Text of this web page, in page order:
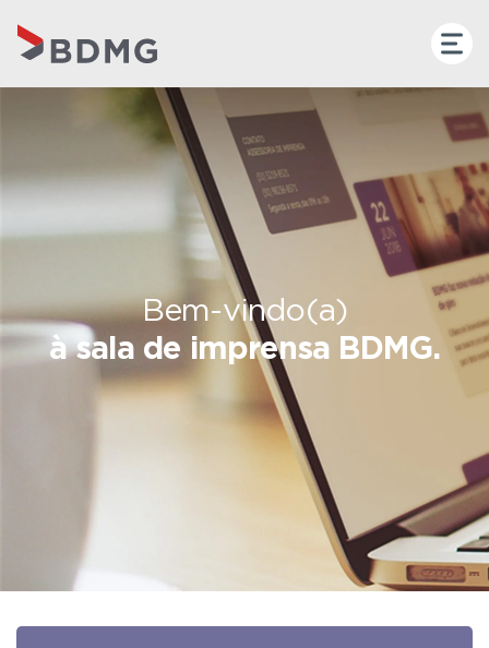
Bem-vindo(a)
à sala de imprensa BDMG.